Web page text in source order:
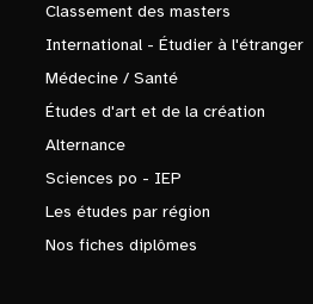
Classement des masters
International - Étudier à l'étranger
Médecine / Santé
Études d'art et de la création
Alternance
Sciences po - IEP
Les études par région
Nos fiches diplômes